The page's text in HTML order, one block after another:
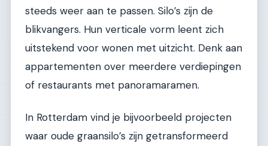
steeds weer aan te passen. Silo’s zijn de
blikvangers. Hun verticale vorm leent zich
uitstekend voor wonen met uitzicht. Denk aan
appartementen over meerdere verdiepingen
of restaurants met panoramaramen.
In Rotterdam vind je bijvoorbeeld projecten
waar oude graansilo’s zijn getransformeerd